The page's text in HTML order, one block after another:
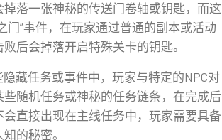
落一张神秘的传送门卷轴或钥匙，而这
门”事件，在玩家通过普通的副本或活动
后会掉落开启特殊关卡的钥匙。
藏任务或事件中，玩家与特定的NPC对
随机任务或神秘的任务链条，在完成后
直接出现在主线任务中，玩家需要具备
的秘密。